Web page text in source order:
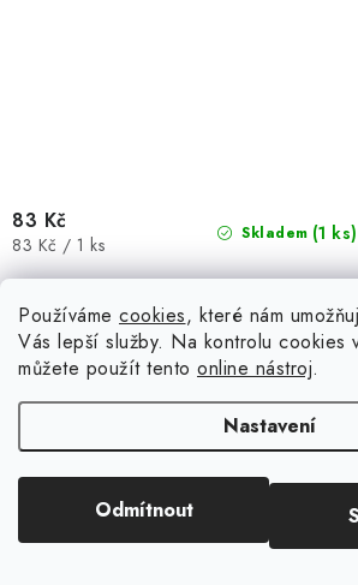
Používáme cookies, které nám
Vás lepší služby. Na kontrolu cookies
můžete použít tento online nástroj.
Nastavení
Odmítnout
Skladem (1 ks)
83 Kč
Měrná
cena:
83 Kč / 1 ks
8 ks; 2x zkumavka 1x10 cm; největší
cm, nejměnší 1,2 x 3,5
Vaessen Creative - Cutting and